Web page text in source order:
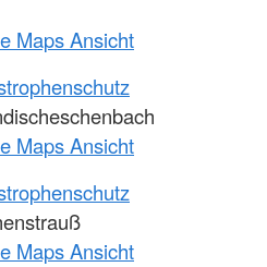
Maps Ansicht
Maps Ansicht
Maps Ansicht